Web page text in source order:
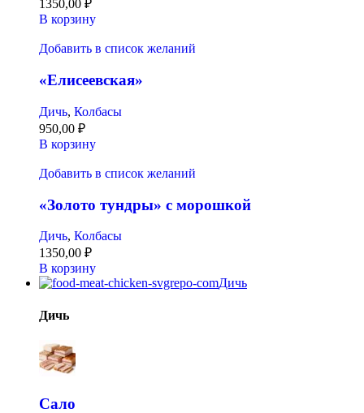
1350,00 ₽
В корзину
Добавить в список желаний
«Елисеевская»
Дичь, Колбасы
950,00 ₽
В корзину
Добавить в список желаний
«Золото тундры» с морошкой
Дичь, Колбасы
1350,00 ₽
В корзину
Дичь
Дичь
Сало